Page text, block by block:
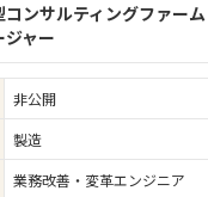
コンサルティングファー
ジャー
非公開
製造
業務改善・変革エンジニア